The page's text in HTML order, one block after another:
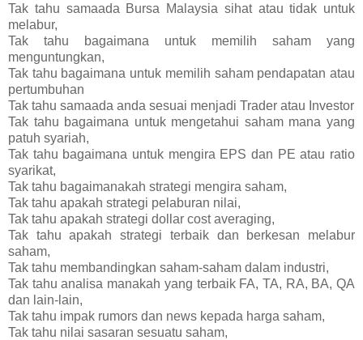
Tak tahu samaada Bursa Malaysia sihat atau tidak untuk
melabur,
Tak tahu bagaimana untuk memilih saham yang
menguntungkan,
Tak tahu bagaimana untuk memilih saham pendapatan atau
pertumbuhan
Tak tahu samaada anda sesuai menjadi Trader atau Investor
Tak tahu bagaimana untuk mengetahui saham mana yang
patuh syariah,
Tak tahu bagaimana untuk mengira EPS dan PE atau ratio
syarikat,
Tak tahu bagaimanakah strategi mengira saham,
Tak tahu apakah strategi pelaburan nilai,
Tak tahu apakah strategi dollar cost averaging,
Tak tahu apakah strategi terbaik dan berkesan melabur
saham,
Tak tahu membandingkan saham-saham dalam industri,
Tak tahu analisa manakah yang terbaik FA, TA, RA, BA, QA
dan lain-lain,
Tak tahu impak rumors dan news kepada harga saham,
Tak tahu nilai sasaran sesuatu saham,